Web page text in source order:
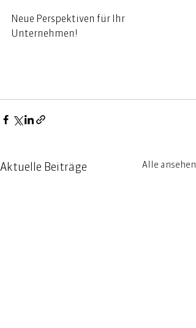
Neue Perspektiven für Ihr
Unternehmen!
Aktuelle Beiträge Alle ansehen